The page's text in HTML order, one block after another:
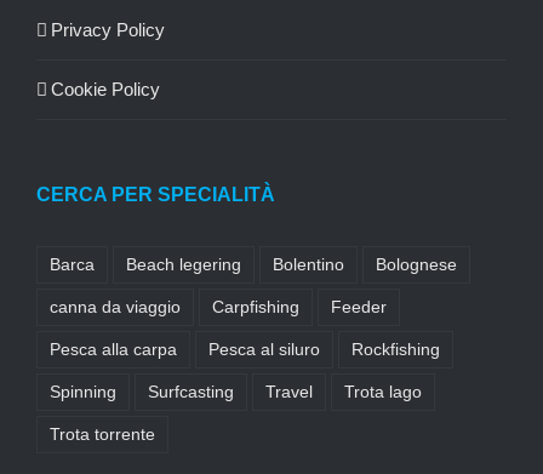
Privacy Policy
Cookie Policy
CERCA PER SPECIALITÀ
Barca Beach legering Bolentino Bolognese
canna da viaggio Carpfishing Feeder
Pesca alla carpa Pesca al siluro Rockfishing
Spinning Surfcasting Travel Trota lago
Trota torrente